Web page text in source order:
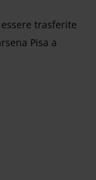
trasferite
Pisa a
con la
e ti